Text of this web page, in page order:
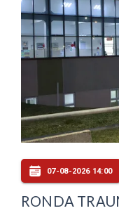
07-08-2026 14:00
RONDA